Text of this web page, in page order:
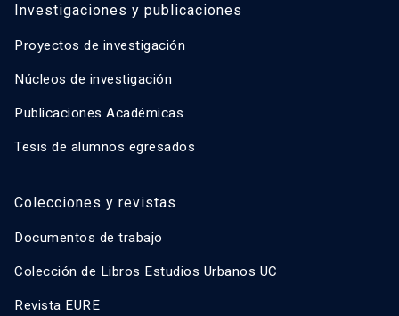
Investigaciones y publicaciones
Proyectos de investigación
Núcleos de investigación
Publicaciones Académicas
Tesis de alumnos egresados
Colecciones y revistas
Documentos de trabajo
Colección de Libros Estudios Urbanos UC
Revista EURE